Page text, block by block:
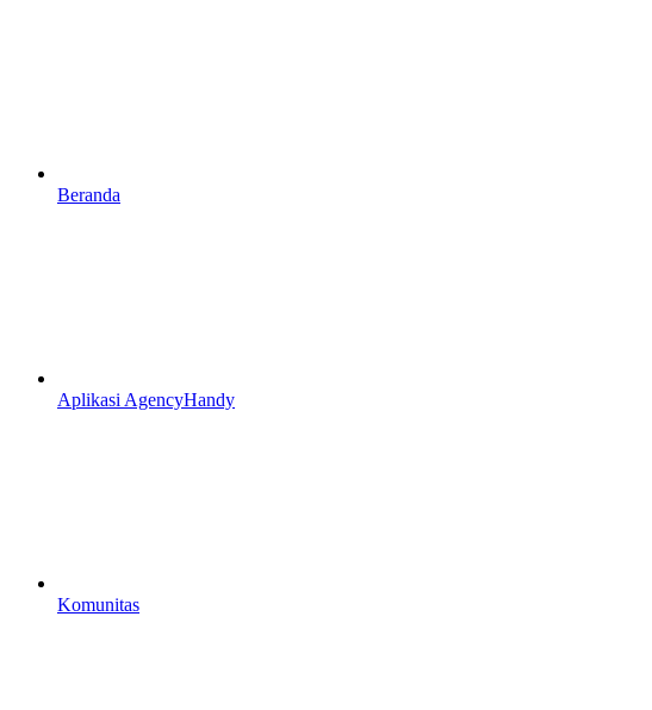
Beranda
Aplikasi AgencyHandy
Komunitas